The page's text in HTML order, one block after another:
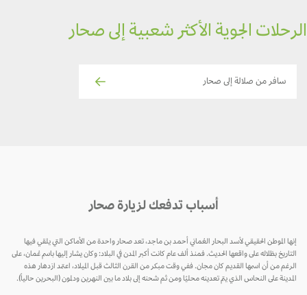
الجوية الأكثر شعبية إلى صحار
سافر من صلالة إلى صحار
أسباب تدفعك لزيارة صحار
إنها الموطن الحقيقي لأسد البحار العُماني أحمد بن ماجد، تعد صحار واحدة من الأماكن التي يلقي فيها
التاريخ بظلاله على واقعها الحديث. فمنذ ألف عام كانت أكبر المدن في البلاد: وكان يشار إليها باسم عُمان، على
الرغم من أن اسمها القديم كان مجان. ففي وقت مبكر من القرن الثالث قبل الميلاد، اعتمد ازدهار هذه
المدينة على النحاس الذي يتم تعدينه محليًا ومن ثم شحنه إلى بلاد ما بين النهرين ودلمون (البحرين حالياً).